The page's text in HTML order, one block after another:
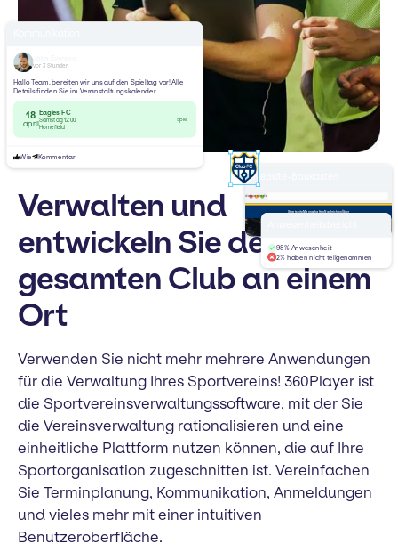
Verwalten und
entwickeln Sie den
gesamten Club an einem
Ort
Verwenden Sie nicht mehr mehrere Anwendungen
für die Verwaltung Ihres Sportvereins! 360Player ist
die Sportvereinsverwaltungssoftware, mit der Sie
die Vereinsverwaltung rationalisieren und eine
einheitliche Plattform nutzen können, die auf Ihre
Sportorganisation zugeschnitten ist. Vereinfachen
Sie Terminplanung, Kommunikation, Anmeldungen
und vieles mehr mit einer intuitiven
Benutzeroberfläche.
Website-Baukasten
deinverein.de
StartseiteMannschaftenNachrichtenÜber
vor 3 Stunden
Hallo Team, bereiten wir uns auf den Spieltag vor! Alle
Details finden Sie im Veranstaltungskalender.
18
april
Eagles FC
Samstag 12:00
Homefield
Spiel
Wie Kommentar
98% Anwesenheit
2% haben nicht teilgenommen